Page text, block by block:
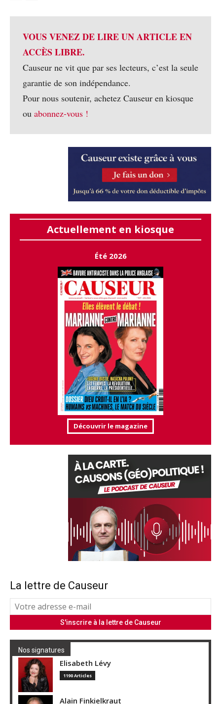
VOUS VENEZ DE LIRE UN ARTICLE EN
ACCÈS LIBRE.
Causeur ne vit que par ses lecteurs, c’est la seule
garantie de son indépendance.
Pour nous soutenir, achetez Causeur en kiosque
ou abonnez-vous !
Actuellement en kiosque
Été 2026
Découvrir le magazine
La lettre de Causeur
Nos signatures
Elisabeth Lévy
1190 Articles
Alain Finkielkraut